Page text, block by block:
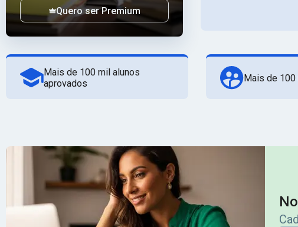
Quero ser Premium
Mais de 100 mil alunos
aprovados
Mais de 100